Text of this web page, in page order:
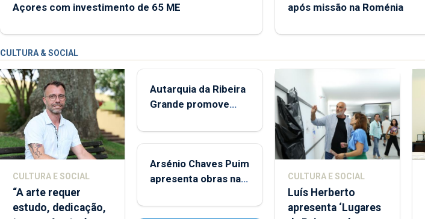
Açores com investimento de 65 ME
após missão na Roménia
CULTURA & SOCIAL
CULTURA E SOCIAL
“A arte requer
estudo, dedicação,
Autarquia da Ribeira
Grande promove
Verão"
Arsénio Chaves Puim
apresenta obras na
Porto
CULTURA E SOCIAL
Luís Herberto
apresenta ‘Lugares